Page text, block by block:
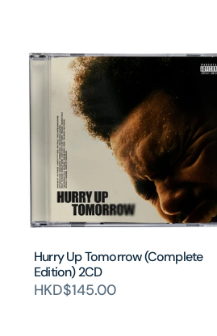
Hurry Up Tomorrow (Complete
Edition) 2CD
HKD$145.00